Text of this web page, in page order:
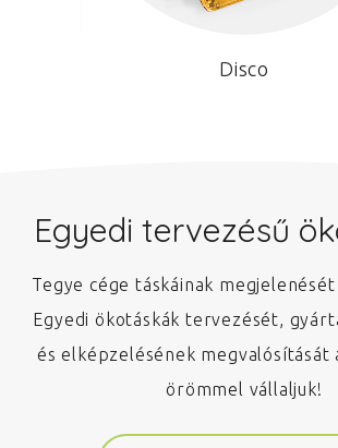
Disco
Egyedi tervezésű
Tegye cége táskáinak
Egyedi ökotáskák tervezését,
és elképzelésének megvalósítását
örömmel vállaljuk!